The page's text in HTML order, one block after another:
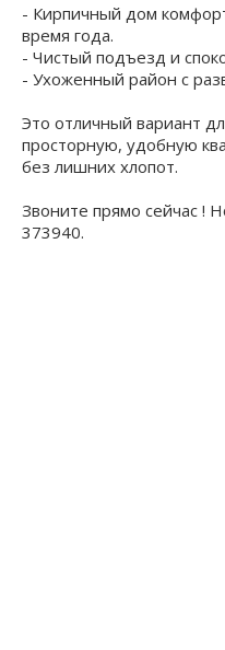
- Кирпичный дом
время года.
- Чистый подъезд и
- Ухоженный район с
Это отличный вариант
просторную, удобную
без лишних хлопот.
Звоните прямо сейчас !
373940.